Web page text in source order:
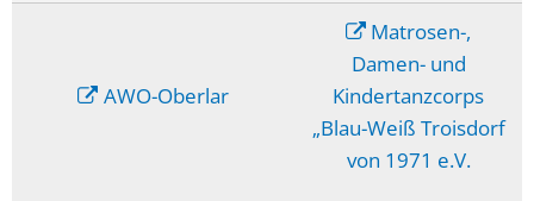
AWO-Oberlar
Matrosen-,
Damen- und
Kindertanzcorps
„Blau-Weiß Troisdorf
von 1971 e.V.